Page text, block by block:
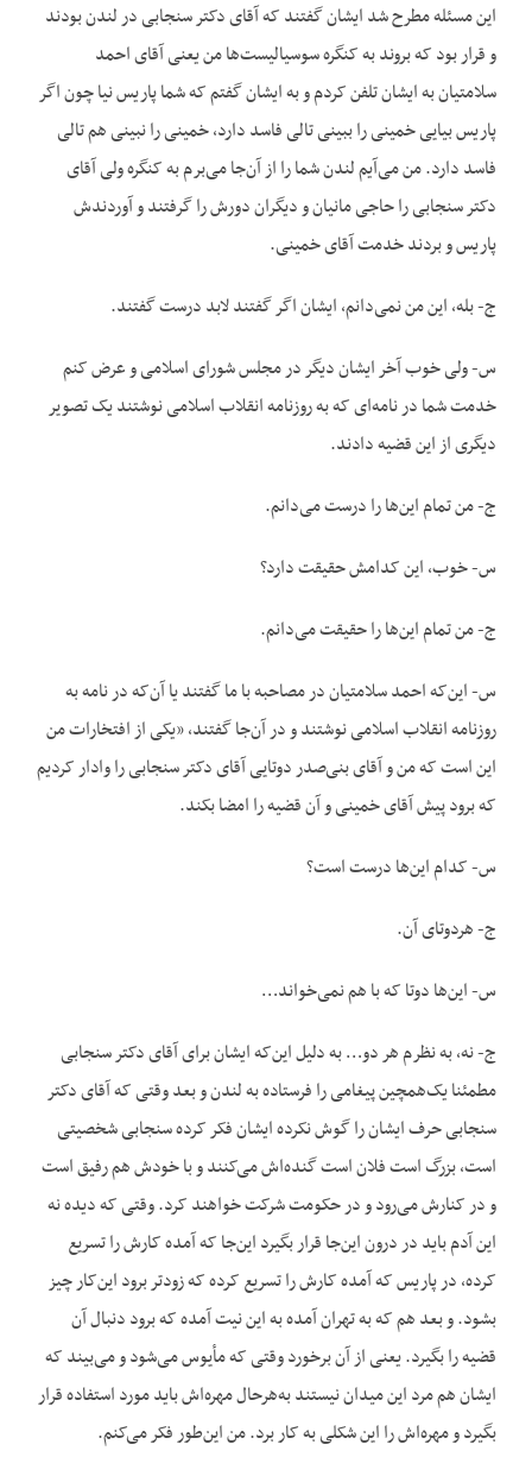
این مسئله مطرح شد ایشان گفتند که آقای دکتر سنجابی در لندن بودند
و قرار بود که بروند به کنگره سوسیالیست‌ها من یعنی آقای احمد
سلامتیان به ایشان تلفن کردم و به ایشان گفتم که شما پاریس نیا چون اگر
پاریس بیایی خمینی را ببینی تالی فاسد دارد، خمینی را نبینی هم تالی
فاسد دارد. من می‌آیم لندن شما را از آن‌جا می‌برم به کنگره ولی آقای
دکتر سنجابی را حاجی مانیان و دیگران دورش را گرفتند و آوردندش
پاریس و بردند خدمت آقای خمینی.
ج- بله، این من نمی‌دانم، ایشان اگر گفتند لابد درست گفتند.
س- ولی خوب آخر ایشان دیگر در مجلس شورای اسلامی و عرض کنم
خدمت شما در نامه‌ای که به روزنامه انقلاب اسلامی نوشتند یک تصویر
دیگری از این قضیه دادند.
ج- من تمام این‌ها را درست می‌دانم.
س- خوب، این کدامش حقیقت دارد؟
ج- من تمام این‌ها را حقیقت می‌دانم.
س- این‌که احمد سلامتیان در مصاحبه با ما گفتند یا آن‌که در نامه به
روزنامه انقلاب اسلامی نوشتند و در آن‌جا گفتند، «یکی از افتخارات من
این است که من و آقای بنی‌صدر دوتایی آقای دکتر سنجابی را وادار کردیم
که برود پیش آقای خمینی و آن قضیه را امضا بکند.
س- کدام این‌ها درست است؟
ج- هردوتای آن.
س- این‌ها دوتا که با هم نمی‌خواند…
ج- نه، به نظرم هر دو… به دلیل این‌که ایشان برای آقای دکتر سنجابی
مطمئنا یک‌همچین پیغامی را فرستاده به لندن و بعد وقتی که آقای دکتر
سنجابی حرف ایشان را گوش نکرده ایشان فکر کرده سنجابی شخصیتی
است، بزرگ است فلان است گنده‌اش می‌کنند و با خودش هم رفیق است
و در کنارش می‌رود و در حکومت شرکت خواهند کرد. وقتی که دیده نه
این آدم باید در درون این‌جا قرار بگیرد این‌جا که آمده کارش را تسریع
کرده، در پاریس که آمده کارش را تسریع کرده که زودتر برود این‌کار چیز
بشود. و بعد هم که به تهران آمده به این نیت آمده که برود دنبال آن
قضیه را بگیرد. یعنی از آن برخورد وقتی که مأیوس می‌شود و می‌بیند که
ایشان هم مرد این میدان نیستند به‌هرحال مهره‌اش باید مورد استفاده قرار
بگیرد و مهره‌اش را این شکلی به کار برد. من این‌طور فکر می‌کنم.